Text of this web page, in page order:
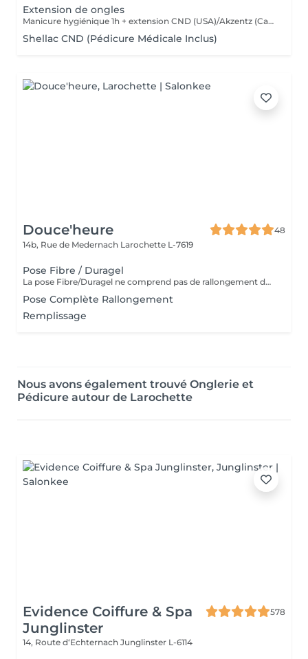
Extension de ongles
Manicure hygiénique 1h + extension CND (USA)/Akzentz (Canada)1h30
Shellac CND (Pédicure Médicale Inclus)
Douce'heure
48
14b, Rue de Medernach Larochette L-7619
Pose Fibre / Duragel
La pose Fibre/Duragel ne comprend pas de rallongement des ongles. Si vous souhaitez plus de longueur, merci de sélectionner l'option pose complète avec rallongement
Pose Complète Rallongement
Remplissage
Nous avons également trouvé Onglerie et
Pédicure autour de Larochette
Evidence Coiffure & Spa
Junglinster
578
14, Route d‘Echternach Junglinster L-6114